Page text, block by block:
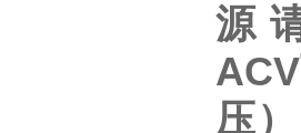
源
压